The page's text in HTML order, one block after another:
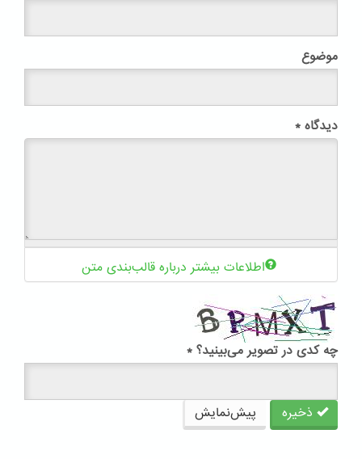
موضوع
دیدگاه *
اطلاعات بیشتر درباره قالب‌بندی متن
چه کدی در تصویر می‌بینید؟ *
ذخیره پیش‌نمایش